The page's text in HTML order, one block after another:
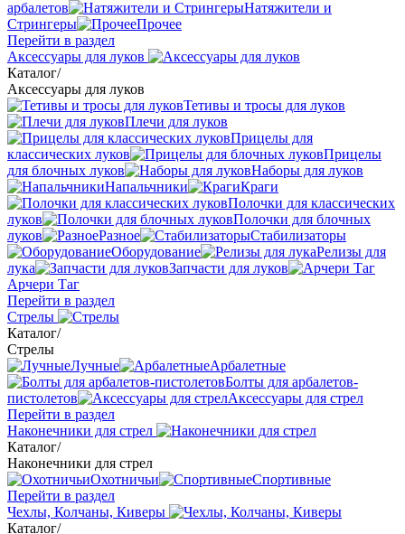
арбалетов
Натяжители и
Стрингеры
Прочее
Перейти в раздел
Аксессуары для луков
Каталог/
Аксессуары для луков
Тетивы и тросы для луков
Плечи для луков
Прицелы для
классических луков
Прицелы
для блочных луков
Наборы для луков
Напальчники
Краги
Полочки для классических
луков
Полочки для блочных
луков
Разное
Стабилизаторы
Оборудование
Релизы для
лука
Запчасти для луков
Арчери Таг
Перейти в раздел
Стрелы
Каталог/
Стрелы
Лучные
Арбалетные
Болты для арбалетов-
пистолетов
Аксессуары для стрел
Перейти в раздел
Наконечники для стрел
Каталог/
Наконечники для стрел
Охотничьи
Спортивные
Перейти в раздел
Чехлы, Колчаны, Киверы
Каталог/